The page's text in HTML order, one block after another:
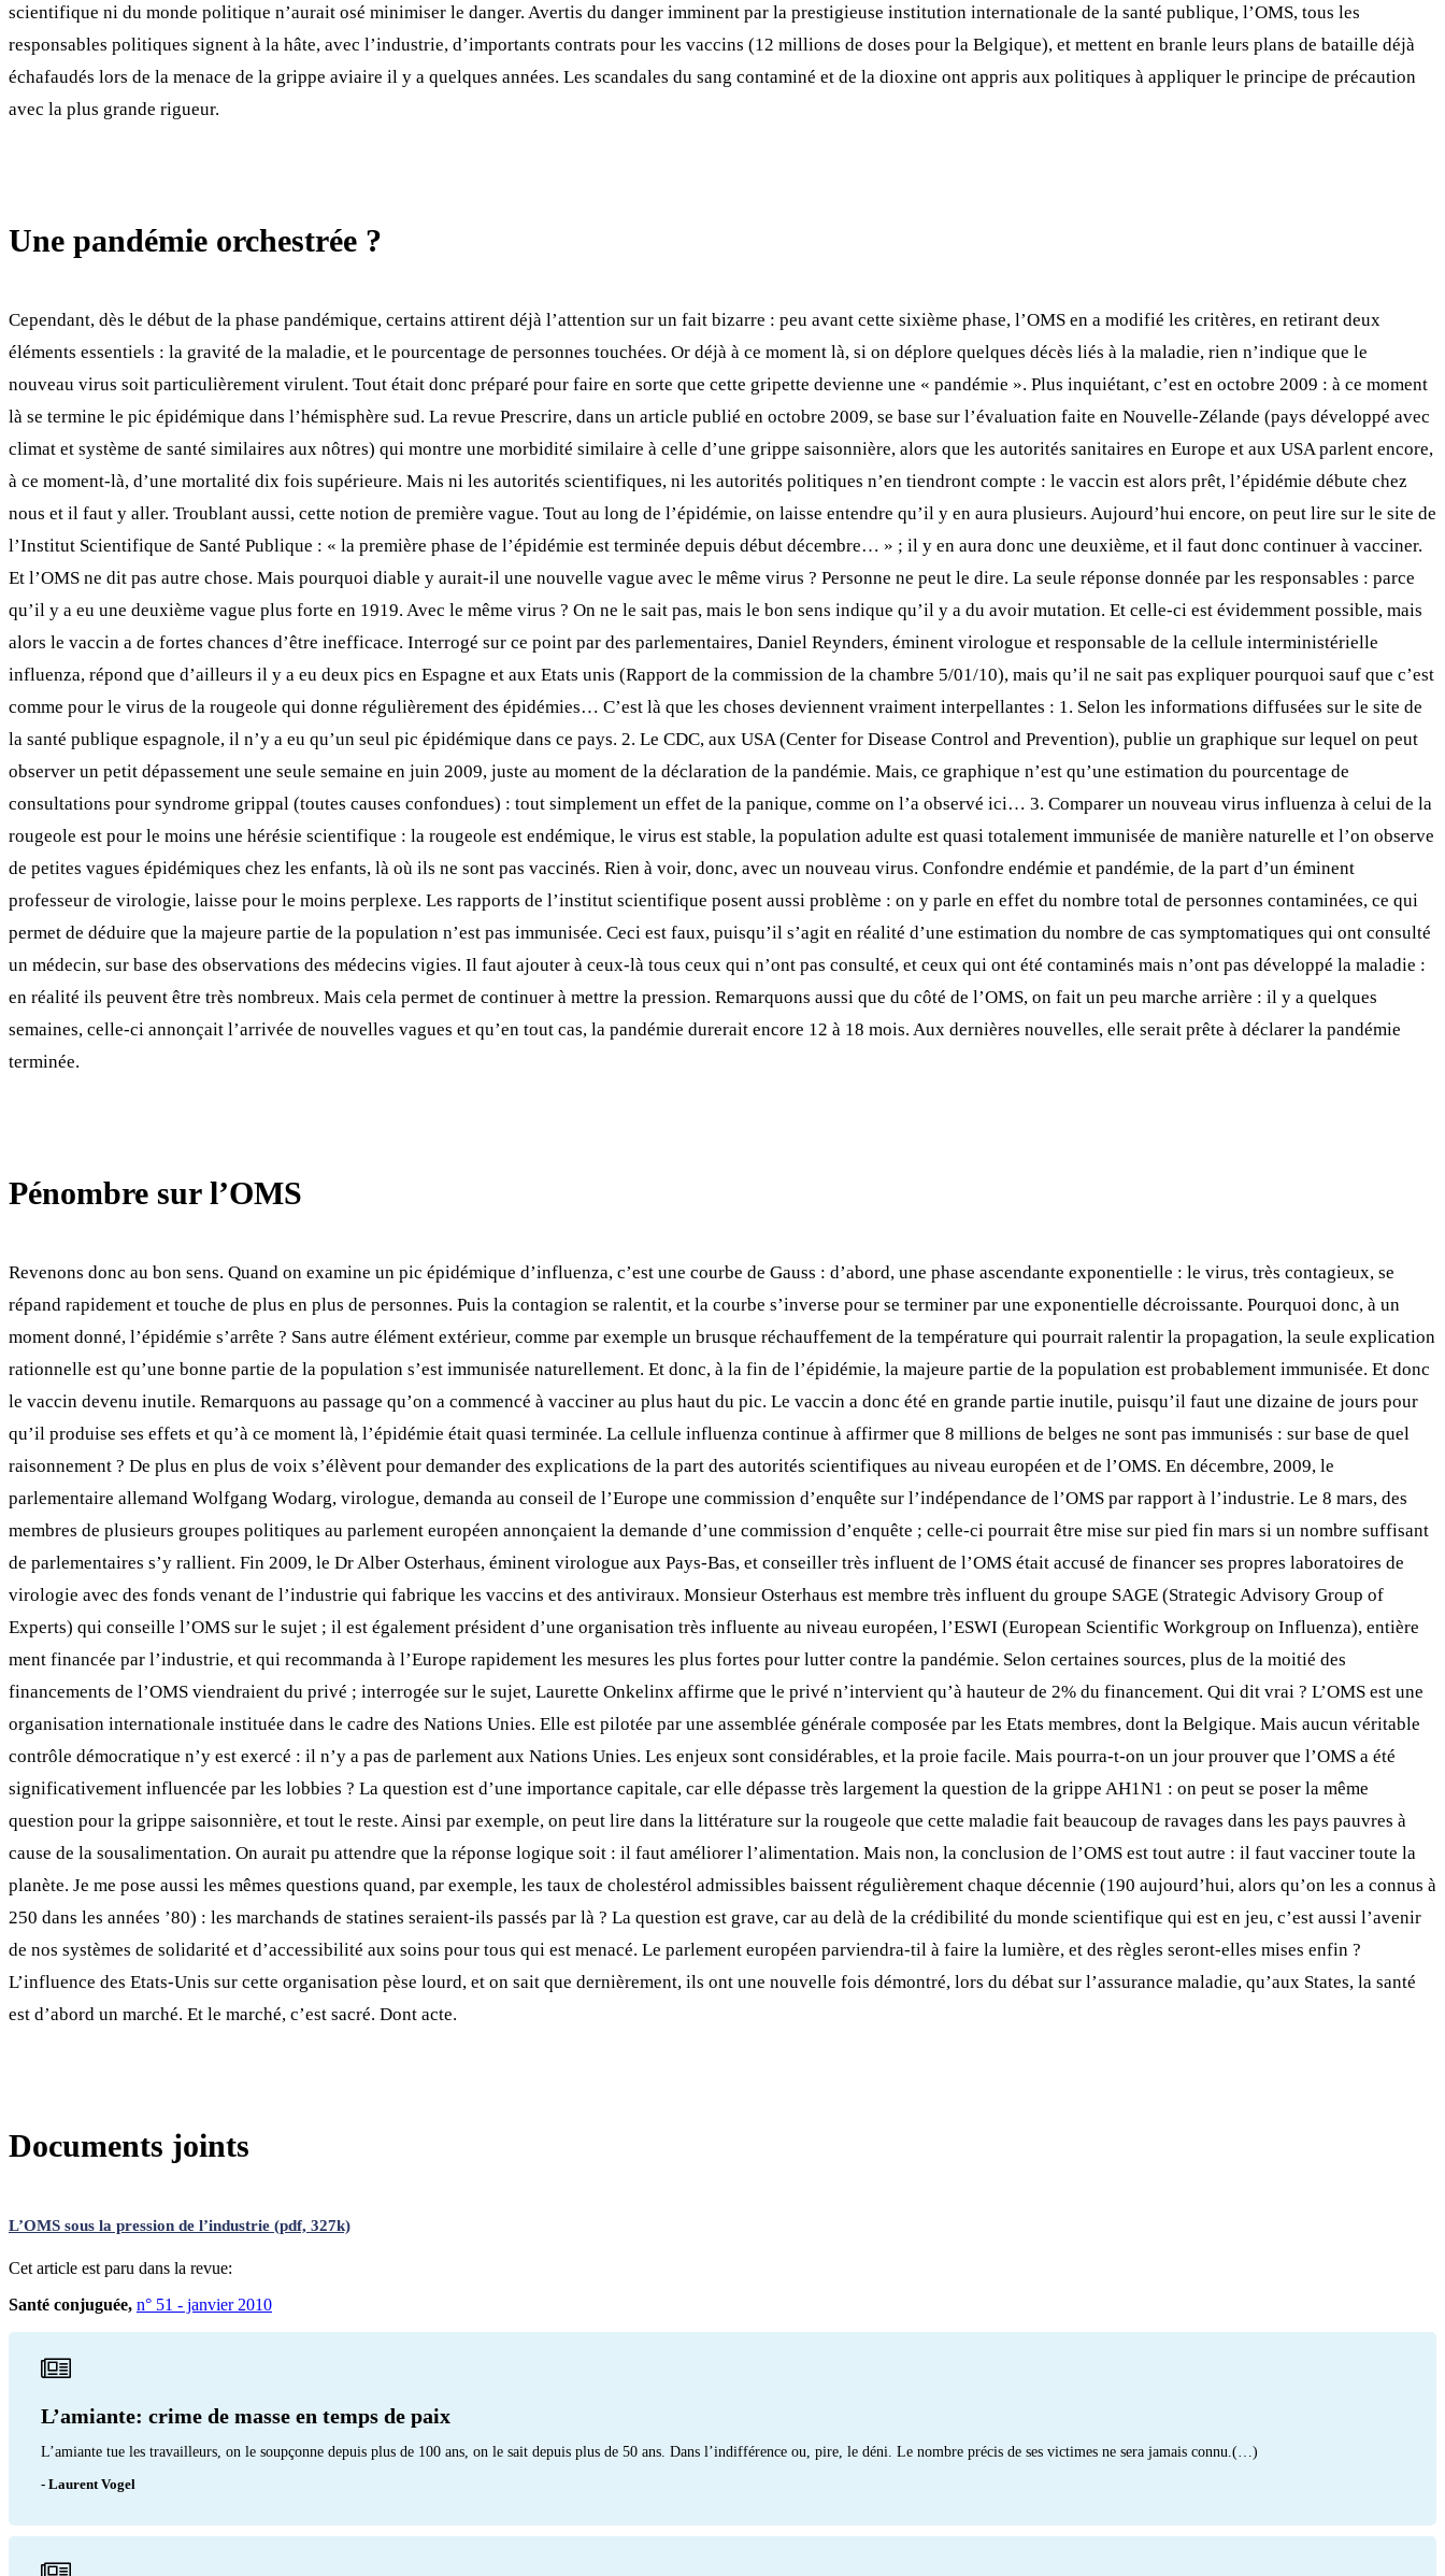
scientifique ni du monde politique n’aurait osé minimiser le danger. Avertis du danger imminent par la prestigieuse institution internationale de la santé publique, l’OMS, tous les
responsables politiques signent à la hâte, avec l’industrie, d’importants contrats pour les vaccins (12 millions de doses pour la Belgique), et mettent en branle leurs plans de bataille déjà
échafaudés lors de la menace de la grippe aviaire il y a quelques années. Les scandales du sang contaminé et de la dioxine ont appris aux politiques à appliquer le principe de précaution
avec la plus grande rigueur.
Une pandémie orchestrée ?
Cependant, dès le début de la phase pandémique, certains attirent déjà l’attention sur un fait bizarre : peu avant cette sixième phase, l’OMS en a modifié les critères, en retirant deux
éléments essentiels : la gravité de la maladie, et le pourcentage de personnes touchées. Or déjà à ce moment là, si on déplore quelques décès liés à la maladie, rien n’indique que le
nouveau virus soit particulièrement virulent. Tout était donc préparé pour faire en sorte que cette gripette devienne une « pandémie ». Plus inquiétant, c’est en octobre 2009 : à ce moment
là se termine le pic épidémique dans l’hémisphère sud. La revue Prescrire, dans un article publié en octobre 2009, se base sur l’évaluation faite en Nouvelle-Zélande (pays développé avec
climat et système de santé similaires aux nôtres) qui montre une morbidité similaire à celle d’une grippe saisonnière, alors que les autorités sanitaires en Europe et aux USA parlent encore,
à ce moment-là, d’une mortalité dix fois supérieure. Mais ni les autorités scientifiques, ni les autorités politiques n’en tiendront compte : le vaccin est alors prêt, l’épidémie débute chez
nous et il faut y aller. Troublant aussi, cette notion de première vague. Tout au long de l’épidémie, on laisse entendre qu’il y en aura plusieurs. Aujourd’hui encore, on peut lire sur le site de
l’Institut Scientifique de Santé Publique : « la première phase de l’épidémie est terminée depuis début décembre… » ; il y en aura donc une deuxième, et il faut donc continuer à vacciner.
Et l’OMS ne dit pas autre chose. Mais pourquoi diable y aurait-il une nouvelle vague avec le même virus ? Personne ne peut le dire. La seule réponse donnée par les responsables : parce
qu’il y a eu une deuxième vague plus forte en 1919. Avec le même virus ? On ne le sait pas, mais le bon sens indique qu’il y a du avoir mutation. Et celle-ci est évidemment possible, mais
alors le vaccin a de fortes chances d’être inefficace. Interrogé sur ce point par des parlementaires, Daniel Reynders, éminent virologue et responsable de la cellule interministérielle
influenza, répond que d’ailleurs il y a eu deux pics en Espagne et aux Etats unis (Rapport de la commission de la chambre 5/01/10), mais qu’il ne sait pas expliquer pourquoi sauf que c’est
comme pour le virus de la rougeole qui donne régulièrement des épidémies… C’est là que les choses deviennent vraiment interpellantes : 1. Selon les informations diffusées sur le site de
la santé publique espagnole, il n’y a eu qu’un seul pic épidémique dans ce pays. 2. Le CDC, aux USA (Center for Disease Control and Prevention), publie un graphique sur lequel on peut
observer un petit dépassement une seule semaine en juin 2009, juste au moment de la déclaration de la pandémie. Mais, ce graphique n’est qu’une estimation du pourcentage de
consultations pour syndrome grippal (toutes causes confondues) : tout simplement un effet de la panique, comme on l’a observé ici… 3. Comparer un nouveau virus influenza à celui de la
rougeole est pour le moins une hérésie scientifique : la rougeole est endémique, le virus est stable, la population adulte est quasi totalement immunisée de manière naturelle et l’on observe
de petites vagues épidémiques chez les enfants, là où ils ne sont pas vaccinés. Rien à voir, donc, avec un nouveau virus. Confondre endémie et pandémie, de la part d’un éminent
professeur de virologie, laisse pour le moins perplexe. Les rapports de l’institut scientifique posent aussi problème : on y parle en effet du nombre total de personnes contaminées, ce qui
permet de déduire que la majeure partie de la population n’est pas immunisée. Ceci est faux, puisqu’il s’agit en réalité d’une estimation du nombre de cas symptomatiques qui ont consulté
un médecin, sur base des observations des médecins vigies. Il faut ajouter à ceux-là tous ceux qui n’ont pas consulté, et ceux qui ont été contaminés mais n’ont pas développé la maladie :
en réalité ils peuvent être très nombreux. Mais cela permet de continuer à mettre la pression. Remarquons aussi que du côté de l’OMS, on fait un peu marche arrière : il y a quelques
semaines, celle-ci annonçait l’arrivée de nouvelles vagues et qu’en tout cas, la pandémie durerait encore 12 à 18 mois. Aux dernières nouvelles, elle serait prête à déclarer la pandémie
terminée.
Pénombre sur l’OMS
Revenons donc au bon sens. Quand on examine un pic épidémique d’influenza, c’est une courbe de Gauss : d’abord, une phase ascendante exponentielle : le virus, très contagieux, se
répand rapidement et touche de plus en plus de personnes. Puis la contagion se ralentit, et la courbe s’inverse pour se terminer par une exponentielle décroissante. Pourquoi donc, à un
moment donné, l’épidémie s’arrête ? Sans autre élément extérieur, comme par exemple un brusque réchauffement de la température qui pourrait ralentir la propagation, la seule explication
rationnelle est qu’une bonne partie de la population s’est immunisée naturellement. Et donc, à la fin de l’épidémie, la majeure partie de la population est probablement immunisée. Et donc
le vaccin devenu inutile. Remarquons au passage qu’on a commencé à vacciner au plus haut du pic. Le vaccin a donc été en grande partie inutile, puisqu’il faut une dizaine de jours pour
qu’il produise ses effets et qu’à ce moment là, l’épidémie était quasi terminée. La cellule influenza continue à affirmer que 8 millions de belges ne sont pas immunisés : sur base de quel
raisonnement ? De plus en plus de voix s’élèvent pour demander des explications de la part des autorités scientifiques au niveau européen et de l’OMS. En décembre, 2009, le
parlementaire allemand Wolfgang Wodarg, virologue, demanda au conseil de l’Europe une commission d’enquête sur l’indépendance de l’OMS par rapport à l’industrie. Le 8 mars, des
membres de plusieurs groupes politiques au parlement européen annonçaient la demande d’une commission d’enquête ; celle-ci pourrait être mise sur pied fin mars si un nombre suffisant
de parlementaires s’y rallient. Fin 2009, le Dr Alber Osterhaus, éminent virologue aux Pays-Bas, et conseiller très influent de l’OMS était accusé de financer ses propres laboratoires de
virologie avec des fonds venant de l’industrie qui fabrique les vaccins et des antiviraux. Monsieur Osterhaus est membre très influent du groupe SAGE (Strategic Advisory Group of
Experts) qui conseille l’OMS sur le sujet ; il est également président d’une organisation très influente au niveau européen, l’ESWI (European Scientific Workgroup on Influenza), entière
ment financée par l’industrie, et qui recommanda à l’Europe rapidement les mesures les plus fortes pour lutter contre la pandémie. Selon certaines sources, plus de la moitié des
financements de l’OMS viendraient du privé ; interrogée sur le sujet, Laurette Onkelinx affirme que le privé n’intervient qu’à hauteur de 2% du financement. Qui dit vrai ? L’OMS est une
organisation internationale instituée dans le cadre des Nations Unies. Elle est pilotée par une assemblée générale composée par les Etats membres, dont la Belgique. Mais aucun véritable
contrôle démocratique n’y est exercé : il n’y a pas de parlement aux Nations Unies. Les enjeux sont considérables, et la proie facile. Mais pourra-t-on un jour prouver que l’OMS a été
significativement influencée par les lobbies ? La question est d’une importance capitale, car elle dépasse très largement la question de la grippe AH1N1 : on peut se poser la même
question pour la grippe saisonnière, et tout le reste. Ainsi par exemple, on peut lire dans la littérature sur la rougeole que cette maladie fait beaucoup de ravages dans les pays pauvres à
cause de la sousalimentation. On aurait pu attendre que la réponse logique soit : il faut améliorer l’alimentation. Mais non, la conclusion de l’OMS est tout autre : il faut vacciner toute la
planète. Je me pose aussi les mêmes questions quand, par exemple, les taux de cholestérol admissibles baissent régulièrement chaque décennie (190 aujourd’hui, alors qu’on les a connus à
250 dans les années ’80) : les marchands de statines seraient-ils passés par là ? La question est grave, car au delà de la crédibilité du monde scientifique qui est en jeu, c’est aussi l’avenir
de nos systèmes de solidarité et d’accessibilité aux soins pour tous qui est menacé. Le parlement européen parviendra-til à faire la lumière, et des règles seront-elles mises enfin ?
L’influence des Etats-Unis sur cette organisation pèse lourd, et on sait que dernièrement, ils ont une nouvelle fois démontré, lors du débat sur l’assurance maladie, qu’aux States, la santé
est d’abord un marché. Et le marché, c’est sacré. Dont acte.
Documents joints
L’OMS sous la pression de l’industrie (pdf, 327k)
Cet article est paru dans la revue:
Santé conjuguée, n° 51 - janvier 2010
L’amiante: crime de masse en temps de paix
L’amiante tue les travailleurs, on le soupçonne depuis plus de 100 ans, on le sait depuis plus de 50 ans. Dans l’indifférence ou, pire, le déni. Le nombre précis de ses victimes ne sera jamais connu.(…)
- Laurent Vogel